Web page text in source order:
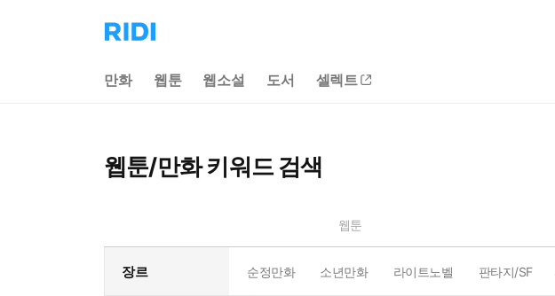
리
디
으
만화 웹툰 웹소설 도서 셀렉트
웹툰/만화 키워드 검색
웹툰
장르 순정만화 소년만화 라이트노벨 판타지/SF